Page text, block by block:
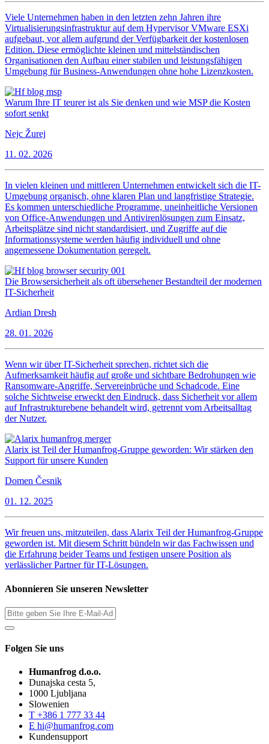
Viele Unternehmen haben in den letzten zehn Jahren ihre
Virtualisierungsinfrastruktur auf dem Hypervisor VMware ESXi
aufgebaut, vor allem aufgrund der Verfügbarkeit der kostenlosen
Edition. Diese ermöglichte kleinen und mittelständischen
Organisationen den Aufbau einer stabilen und leistungsfähigen
Umgebung für Business-Anwendungen ohne hohe Lizenzkosten.
Warum Ihre IT teurer ist als Sie denken und wie MSP die Kosten
sofort senkt
Nejc Žurej
11. 02. 2026
In vielen kleinen und mittleren Unternehmen entwickelt sich die IT-
Umgebung organisch, ohne klaren Plan und langfristige Strategie.
Es kommen unterschiedliche Programme, uneinheitliche Versionen
von Office-Anwendungen und Antivirenlösungen zum Einsatz,
Arbeitsplätze sind nicht standardisiert, und Zugriffe auf die
Informationssysteme werden häufig individuell und ohne
angemessene Dokumentation geregelt.
Die Browsersicherheit als oft übersehener Bestandteil der modernen
IT-Sicherheit
Ardian Dresh
28. 01. 2026
Wenn wir über IT-Sicherheit sprechen, richtet sich die
Aufmerksamkeit häufig auf große und sichtbare Bedrohungen wie
Ransomware-Angriffe, Servereinbrüche und Schadcode. Eine
solche Sichtweise erweckt den Eindruck, dass Sicherheit vor allem
auf Infrastrukturebene behandelt wird, getrennt vom Arbeitsalltag
der Nutzer.
Alarix ist Teil der Humanfrog-Gruppe geworden: Wir stärken den
Support für unsere Kunden
Domen Česnik
01. 12. 2025
Wir freuen uns, mitzuteilen, dass Alarix Teil der Humanfrog-Gruppe
geworden ist. Mit diesem Schritt bündeln wir das Fachwissen und
die Erfahrung beider Teams und festigen unsere Position als
verlässlicher Partner für IT-Lösungen.
Abonnieren Sie unseren Newsletter
Folgen Sie uns
Humanfrog d.o.o.
Dunajska cesta 5,
1000 Ljubljana
Slowenien
T +386 1 777 33 44
E hi@humanfrog.com
Kundensupport